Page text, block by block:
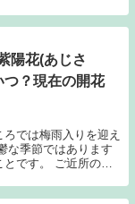
陽花(あじさ
つ？現在の開花
では梅雨入りを迎え
な季節ではあります
です。 ご近所の庭